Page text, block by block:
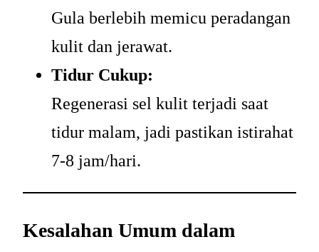
Gula berlebih memicu peradangan
kulit dan jerawat.
Tidur Cukup:
Regenerasi sel kulit terjadi saat
tidur malam, jadi pastikan istirahat
7-8 jam/hari.
Kesalahan Umum dalam